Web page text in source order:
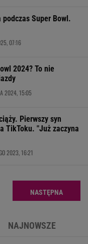
Super Bowl.
07:16
2024? To nie
2024, 15:05
Pierwszy syn
TikToku. "Już zaczyna
2023, 16:21
NASTĘPNA
NAJNOWSZE